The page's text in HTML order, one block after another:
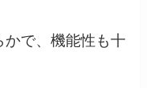
かで、機能性も十